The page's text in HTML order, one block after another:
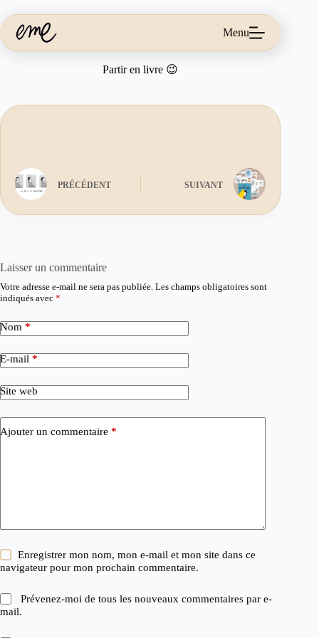
au
contenu
Menu
Partir en livre 😉
PRÉCÉDENT SUIVANT
Laisser un commentaire
Votre adresse e-mail ne sera pas publiée. Les champs obligatoires sont
indiqués avec *
Nom *
E-mail *
Site web
Ajouter un commentaire *
Enregistrer mon nom, mon e-mail et mon site dans ce
navigateur pour mon prochain commentaire.
Prévenez-moi de tous les nouveaux commentaires par e-
mail.